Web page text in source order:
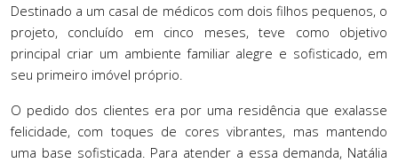
Destinado a um casal de médicos com dois filhos pequenos, o
projeto, concluído em cinco meses, teve como objetivo
principal criar um ambiente familiar alegre e sofisticado, em
seu primeiro imóvel próprio.
O pedido dos clientes era por uma residência que exalasse
felicidade, com toques de cores vibrantes, mas mantendo
uma base sofisticada. Para atender a essa demanda, Natália